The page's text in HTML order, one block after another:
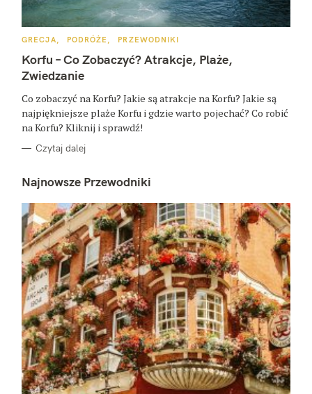
K
T
E
G
O
I
GRECJA PODRÓŻE PRZEWODNIKI
Korfu – Co Zobaczyć? Atrakcje, Plaże,
Zwiedzanie
Co zobaczyć na Korfu? Jakie są atrakcje na Korfu? Jakie są
najpiękniejsze plaże Korfu i gdzie warto pojechać? Co robić
na Korfu? Kliknij i sprawdź!
Czytaj dalej
Najnowsze Przewodniki